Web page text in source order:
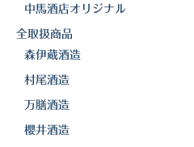
中馬酒店オリジナル
全取扱商品
森伊蔵酒造
村尾酒造
万膳酒造
櫻井酒造